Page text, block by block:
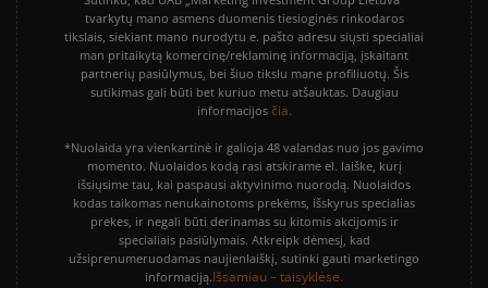
tvarkytų mano asmens duomenis tiesioginės rinkodaros
tikslais, siekiant mano nurodytu e. pašto adresu siųsti specialiai
man pritaikytą komercinę/reklaminę informaciją, įskaitant
partnerių pasiūlymus, bei šiuo tikslu mane profiliuotų. Šis
sutikimas gali būti bet kuriuo metu atšauktas. Daugiau
informacijos čia.
*Nuolaida yra vienkartinė ir galioja 48 valandas nuo jos gavimo
momento. Nuolaidos kodą rasi atskirame el. laiške, kurį
išsiųsime tau, kai paspausi aktyvinimo nuorodą. Nuolaidos
kodas taikomas nenukainotoms prekėms, išskyrus specialias
prekes, ir negali būti derinamas su kitomis akcijomis ir
specialiais pasiūlymais. Atkreipk dėmesį, kad
užsiprenumeruodamas naujienlaiškį, sutinki gauti marketingo
informaciją.Išsamiau – taisyklėse.